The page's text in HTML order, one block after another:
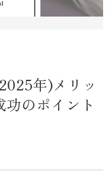
年)メリッ
のポイント